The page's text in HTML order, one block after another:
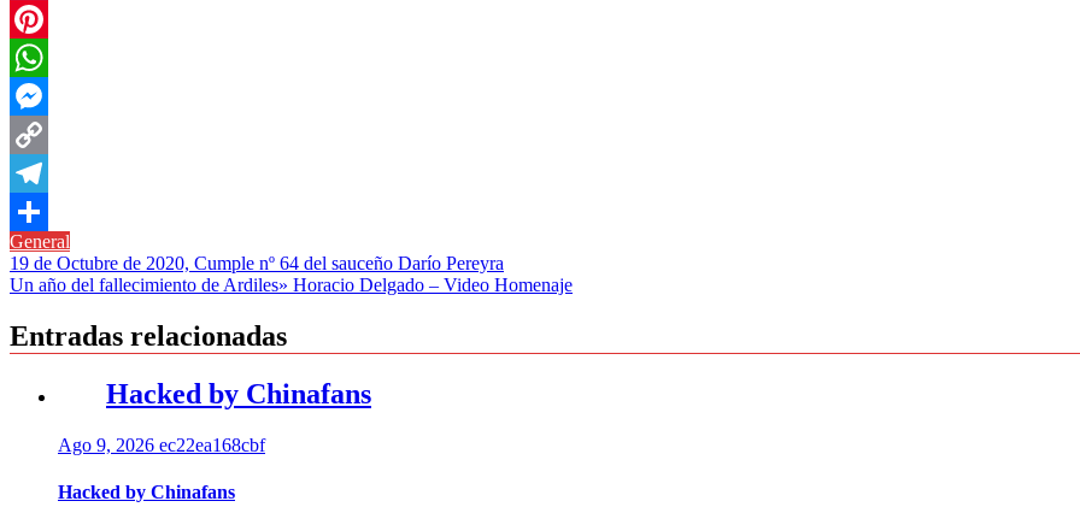
Twitter
Pinterest
WhatsApp
Messenger
Copy
Link
Telegram
Compartir
General
Navegación
de
entradas
19 de Octubre de 2020, Cumple nº 64 del sauceño Darío Pereyra
Un año del fallecimiento de Ardiles» Horacio Delgado – Video Homenaje
Entradas relacionadas
Hacked by Chinafans
Ago 9, 2026 ec22ea168cbf
Hacked by Chinafans